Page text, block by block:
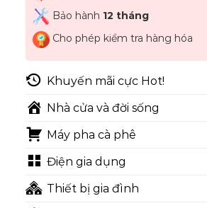
Bảo hành 12 tháng
Cho phép kiểm tra hàng hóa
Khuyến mãi cực Hot!
Nhà cửa và đời sống
Máy pha cà phê
Điện gia dụng
Thiết bị gia đình